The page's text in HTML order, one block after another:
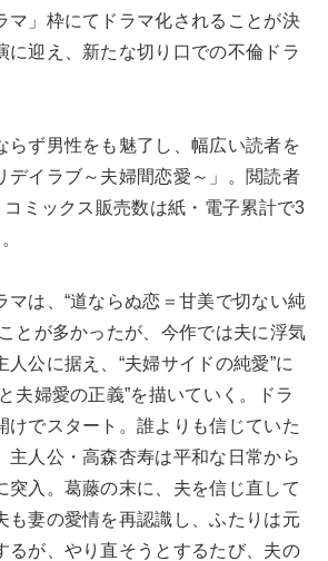
マ」枠にてドラマ化されることが決
に迎え、新たな切り口での不倫ドラ
らず男性をも魅了し、幅広い読者を
デイラブ～夫婦間恋愛～」。閲読者
ミックス販売数は紙・電子累計で3
マは、“道ならぬ恋＝甘美で切ない純
とが多かったが、今作では夫に浮気
人公に据え、“夫婦サイドの純愛”に
夫婦愛の正義”を描いていく。ドラ
けでスタート。誰よりも信じていた
主人公・高森杏寿は平和な日常から
突入。葛藤の末に、夫を信じ直して
も妻の愛情を再認識し、ふたりは元
るが、やり直そうとするたび、夫の